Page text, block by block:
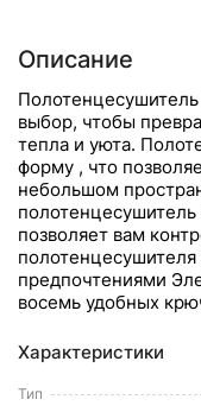
Описание
выбор, чтобы
тепла и уюта.
форму , что
небольшом
позволяет вам
предпочтениями
восемь удобных
Характеристики
Тип